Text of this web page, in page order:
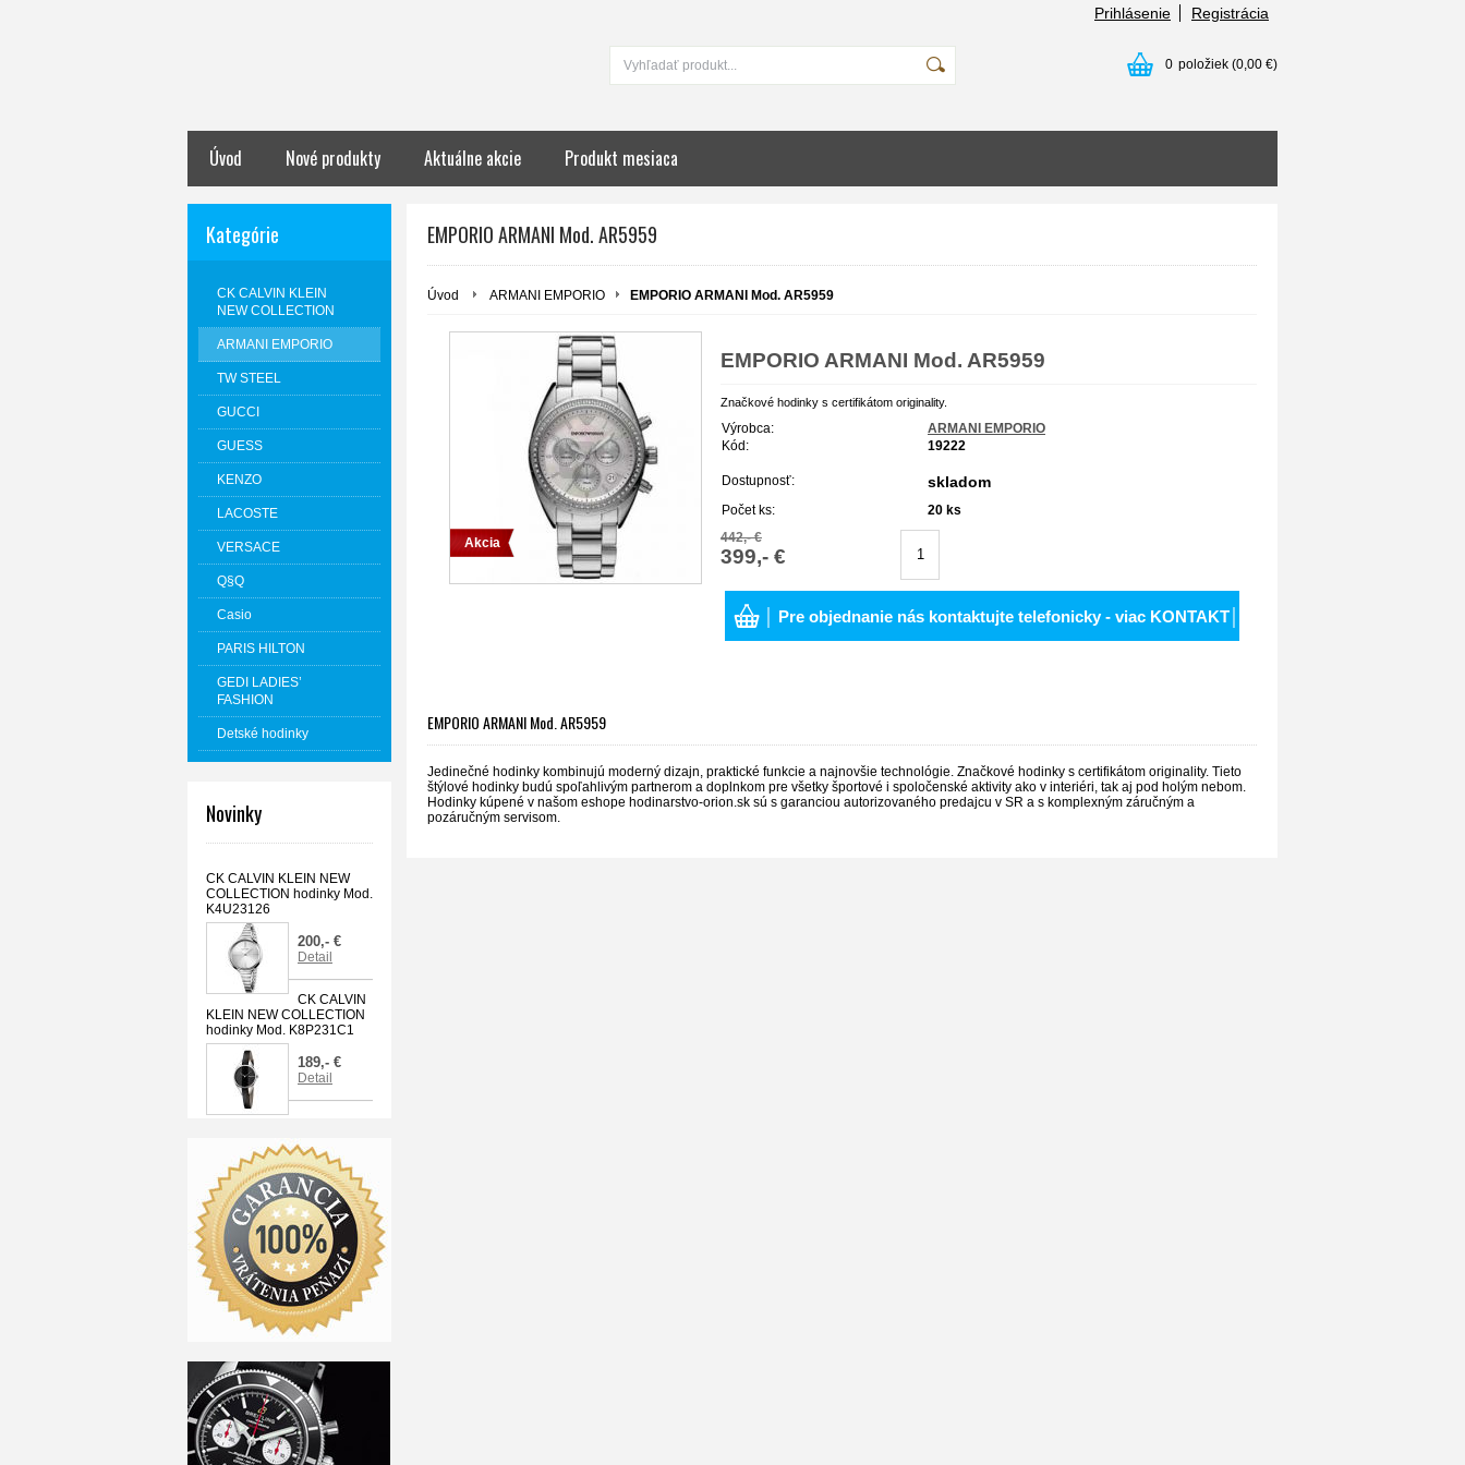
Prihlásenie Registrácia
0 položiek (0,00 €)
Úvod Nové produkty Aktuálne akcie Produkt mesiaca
Kategórie
CK CALVIN KLEIN
NEW COLLECTION
ARMANI EMPORIO
TW STEEL
GUCCI
GUESS
KENZO
LACOSTE
VERSACE
Q§Q
Casio
PARIS HILTON
GEDI LADIES’
FASHION
Detské hodinky
Novinky
CK CALVIN KLEIN NEW
COLLECTION hodinky Mod.
K4U23126
200,- €
Detail
CK CALVIN
KLEIN NEW COLLECTION
hodinky Mod. K8P231C1
189,- €
Detail
EMPORIO ARMANI Mod. AR5959
Úvod ARMANI EMPORIO EMPORIO ARMANI Mod. AR5959
Akcia
EMPORIO ARMANI Mod. AR5959
Značkové hodinky s certifikátom originality.
Výrobca:
ARMANI EMPORIO
Kód:
19222
Dostupnosť: skladom
Počet ks: 20 ks
442,- €
399,- €
│ Pre objednanie nás kontaktujte telefonicky - viac KONTAKT│
EMPORIO ARMANI Mod. AR5959
Jedinečné hodinky kombinujú moderný dizajn, praktické funkcie a najnovšie technológie. Značkové hodinky s certifikátom originality. Tieto
štýlové hodinky budú spoľahlivým partnerom a doplnkom pre všetky športové i spoločenské aktivity ako v interiéri, tak aj pod holým nebom.
Hodinky kúpené v našom eshope hodinarstvo-orion.sk sú s garanciou autorizovaného predajcu v SR a s komplexným záručným a
pozáručným servisom.